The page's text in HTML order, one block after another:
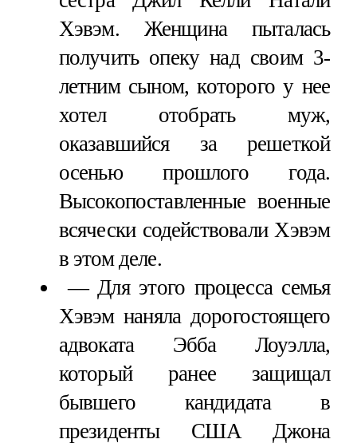
Хэвэм. Женщина пыталась
получить опеку над своим 3-
летним сыном, которого у нее
хотел отобрать муж,
оказавшийся за решеткой
осенью прошлого года.
Высокопоставленные военные
всячески содействовали Хэвэм
в этом деле.
Для этого процесса семья
Хэвэм наняла дорогостоящего
адвоката Эбба Лоуэлла,
который ранее защищал
бывшего кандидата в
президенты США Джона